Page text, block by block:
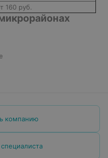
160 руб.
компанию